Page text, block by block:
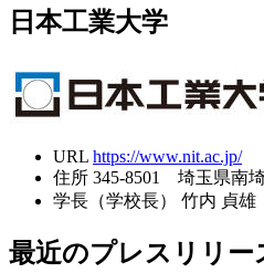
日本工業大学
URL https://www.nit.ac.jp/
住所 345-8501 埼玉県南
学長（学校長）
竹内 貞雄
最近のプレスリリー